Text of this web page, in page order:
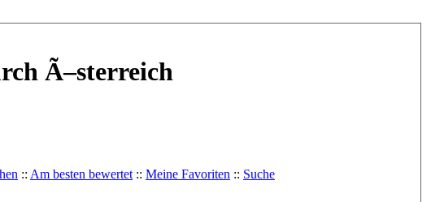
Ã–sterreich
:: Am besten bewertet :: Meine Favoriten :: Suche